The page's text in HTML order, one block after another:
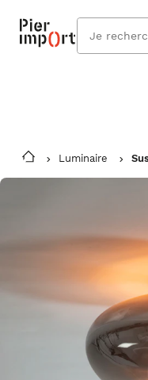
Vous êtes absent ? Pier
et vous livre à votre
cherchez
vous ?
Luminaire